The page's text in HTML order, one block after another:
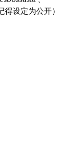
设定为公开）